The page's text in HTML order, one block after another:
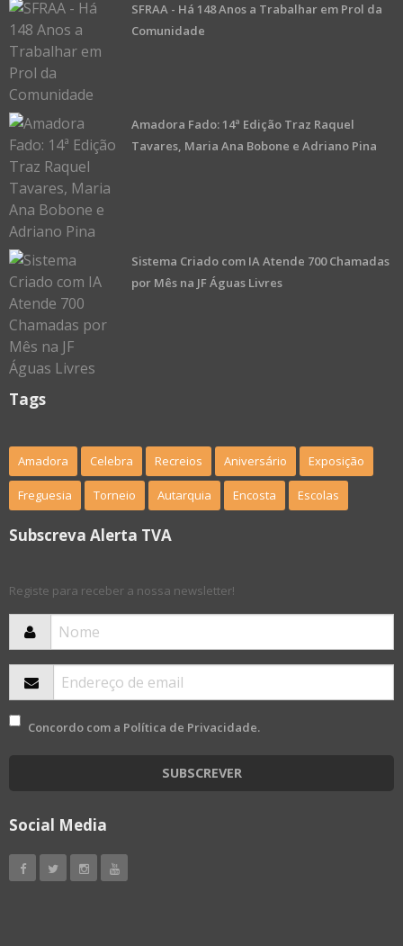
SFRAA - Há 148 Anos a Trabalhar em Prol da
Comunidade
Amadora Fado: 14ª Edição Traz Raquel
Tavares, Maria Ana Bobone e Adriano Pina
Sistema Criado com IA Atende 700 Chamadas
por Mês na JF Águas Livres
Tags
Amadora Celebra Recreios Aniversário Exposição
Freguesia Torneio Autarquia Encosta Escolas
Subscreva Alerta TVA
Registe para receber a nossa newsletter!
Concordo com a Política de Privacidade.
SUBSCREVER
Social Media